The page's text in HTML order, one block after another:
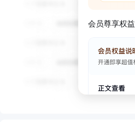
会员尊享权益